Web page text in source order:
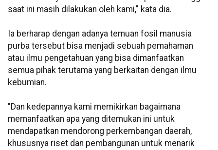
saat ini masih dilakukan oleh kami," kata dia.
Ia berharap dengan adanya temuan fosil manusia
purba tersebut bisa menjadi sebuah pemahaman
atau ilmu pengetahuan yang bisa dimanfaatkan
semua pihak terutama yang berkaitan dengan ilmu
kebumian.
"Dan kedepannya kami memikirkan bagaimana
memanfaatkan apa yang ditemukan ini untuk
mendapatkan mendorong perkembangan daerah,
khususnya riset dan pembangunan untuk menarik